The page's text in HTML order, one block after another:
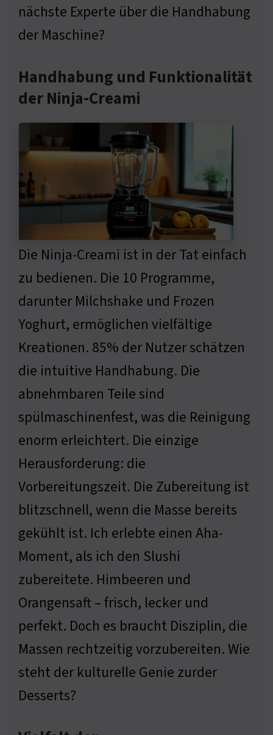
nächste Experte über die Handhabung
der Maschine?
Handhabung und Funktionalität
der Ninja-Creami
Die Ninja-Creami ist in der Tat einfach
zu bedienen. Die 10 Programme,
darunter Milchshake und Frozen
Yoghurt, ermöglichen vielfältige
Kreationen. 85% der Nutzer schätzen
die intuitive Handhabung. Die
abnehmbaren Teile sind
spülmaschinenfest, was die Reinigung
enorm erleichtert. Die einzige
Herausforderung: die
Vorbereitungszeit. Die Zubereitung ist
blitzschnell, wenn die Masse bereits
gekühlt ist. Ich erlebte einen Aha-
Moment, als ich den Slushi
zubereitete. Himbeeren und
Orangensaft – frisch, lecker und
perfekt. Doch es braucht Disziplin, die
Massen rechtzeitig vorzubereiten. Wie
steht der kulturelle Genie zurder
Desserts?